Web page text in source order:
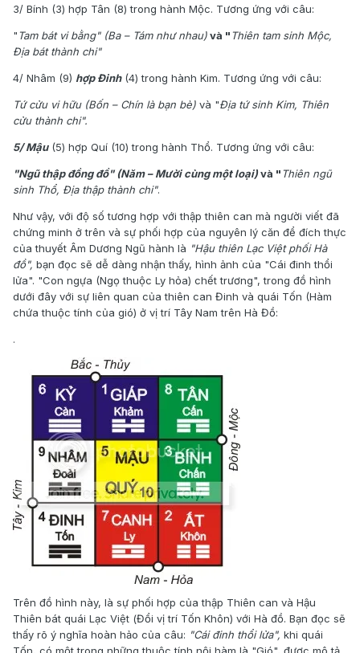
3/ Bính (3) hợp Tân (8) trong hành Mộc. Tương ứng với câu:
"Tam bát vi bằng" (Ba – Tám như nhau)và "Thiên tam sinh Mộc,
Địa bát thành chi"
4/ Nhâm (9) hợp Đinh(4) trong hành Kim. Tương ứng với câu:
Tứ cửu vi hữu (Bốn – Chín là bạn bè) và "Địa tứ sinh Kim, Thiên
cửu thành chi".
5/ Mậu(5) hợp Quí (10) trong hành Thổ. Tương ứng với câu:
"Ngũ thập đồng đồ" (Năm – Mười cùng một loại)và "Thiên ngũ
sinh Thổ, Địa thập thành chi".
Như vậy, với độ số tương hợp với thập thiên can mà người viết đã
chứng minh ở trên và sự phối hợp của nguyên lý căn để đích thực
của thuyết Âm Dương Ngũ hành là "Hậu thiên Lạc Việt phối Hà
đồ", bạn đọc sẽ dễ dàng nhận thấy, hình ảnh của "Cái đinh thổi
lửa". "Con ngựa (Ngọ thuộc Ly hỏa) chết trương", trong đồ hình
dưới đây với sự liên quan của thiên can Đinh và quái Tốn (Hàm
chứa thuộc tính của gió) ở vị trí Tây Nam trên Hà Đồ:
.
Trên đồ hình này, là sự phối hợp của thập Thiên can và Hậu
Thiên bát quái Lạc Việt (Đổi vị trí Tốn Khôn) với Hà đồ. Bạn đọc sẽ
thấy rõ ý nghĩa hoàn hảo của câu: "Cái đinh thổi lửa", khi quái